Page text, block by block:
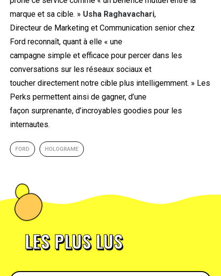
marque et sa cible. » Usha Raghavachari,
Directeur de Marketing et Communication senior chez
Ford reconnaît, quant à elle « une
campagne simple et efficace pour percer dans les
conversations sur les réseaux sociaux et
toucher directement notre cible plus intelligemment. » Les
Perks permettent ainsi de gagner, d’une
façon surprenante, d’incroyables goodies pour les
internautes.
FORD HOLOGRAME
LES PLUS LUS